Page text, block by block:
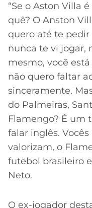
CRUZEIRO
“Se o Aston Villa
quê? O Anston
quero até te
nunca te vi jogar,
mesmo, você
não quero faltar
sinceramente.
do Palmeiras,
Flamengo? É um
falar inglês.
valorizam, o
futebol brasileiro
Neto.
O ex-jogador